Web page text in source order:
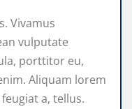
Vivamus
vulputate
porttitor eu,
Aliquam lorem
a, tellus.